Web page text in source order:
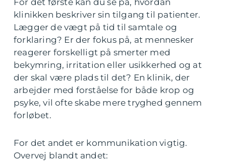
For det første kan du se på, hvordan
klinikken beskriver sin tilgang til patienter.
Lægger de vægt på tid til samtale og
forklaring? Er der fokus på, at mennesker
reagerer forskelligt på smerter med
bekymring, irritation eller usikkerhed og at
der skal være plads til det? En klinik, der
arbejder med forståelse for både krop og
psyke, vil ofte skabe mere tryghed gennem
forløbet.
For det andet er kommunikation vigtig.
Overvej blandt andet: